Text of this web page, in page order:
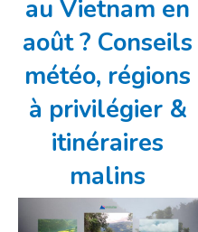
au Vietnam en
août ? Conseils
météo, régions
à privilégier &
itinéraires
malins